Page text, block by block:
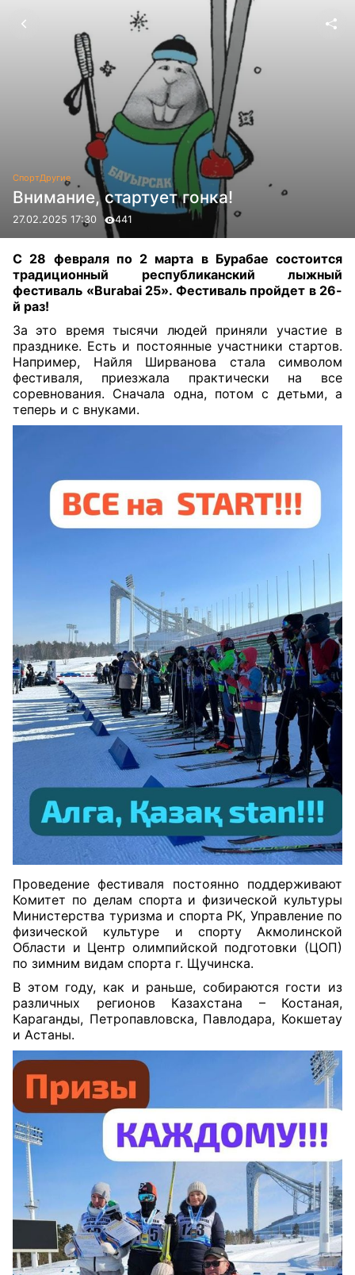
СпортДругие
Внимание, стартует гонка!
27.02.2025 17:30 441
С 28 февраля по 2 марта в Бурабае состоится
традиционный республиканский лыжный
фестиваль «Burabai 25». Фестиваль пройдет в 26-
й раз!
За это время тысячи людей приняли участие в
празднике. Есть и постоянные участники стартов.
Например, Найля Ширванова стала символом
фестиваля, приезжала практически на все
соревнования. Сначала одна, потом с детьми, а
теперь и с внуками.
Проведение фестиваля постоянно поддерживают
Комитет по делам спорта и физической культуры
Министерства туризма и спорта РК, Управление по
физической культуре и спорту Акмолинской
Области и Центр олимпийской подготовки (ЦОП)
по зимним видам спорта г. Щучинска.
В этом году, как и раньше, собираются гости из
различных регионов Казахстана – Костаная,
Караганды, Петропавловска, Павлодара, Кокшетау
и Астаны.